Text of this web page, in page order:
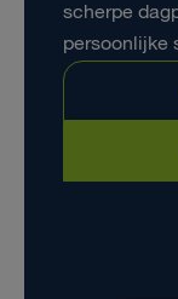
scherpe
persoonlijke